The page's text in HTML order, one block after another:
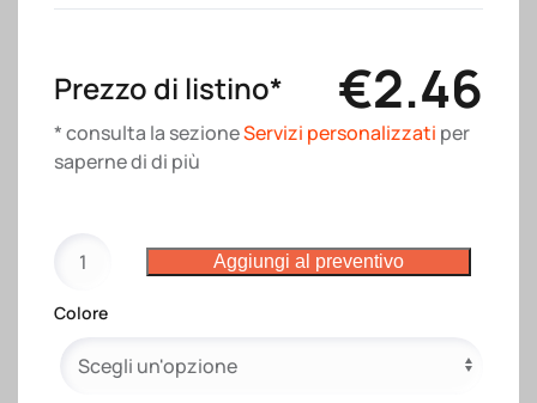
Prezzo di listino* €2.46
* consulta la sezioneServizi personalizzati per
saperne di di più
con
copertina
Aggiungi al preventivo
Colore